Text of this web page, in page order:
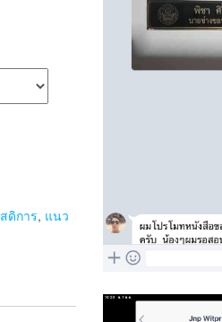
ดิการ, แนว